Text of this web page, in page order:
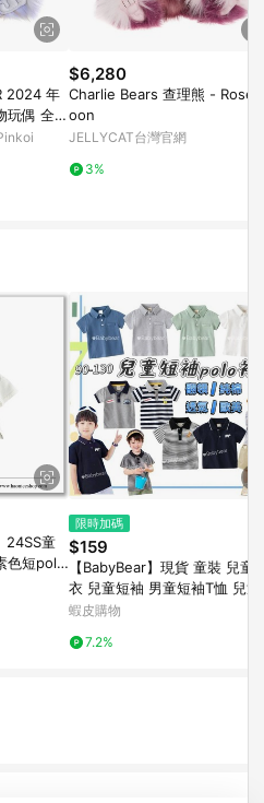
2024 年
玩偶 全球
$6,280
Charlie Bears 查理熊 - Rose M
oon
JELLYCAT台灣官網
3%
24SS童
色短polo
限時加碼
$159
【BabyBear】現貨 童裝 兒童上
衣 兒童短袖 男童短袖T恤 兒童p
olo衫 純棉 翻領短袖 TL0079
蝦皮購物
7.2%